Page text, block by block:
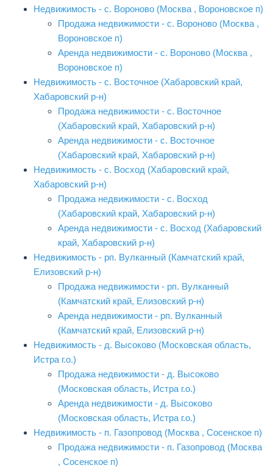
Недвижимость - с. Вороново (Москва , Вороновское п)
Продажа недвижимости - с. Вороново (Москва ,
Вороновское п)
Аренда недвижимости - с. Вороново (Москва ,
Вороновское п)
Недвижимость - с. Восточное (Хабаровский край,
Хабаровский р-н)
Продажа недвижимости - с. Восточное
(Хабаровский край, Хабаровский р-н)
Аренда недвижимости - с. Восточное
(Хабаровский край, Хабаровский р-н)
Недвижимость - с. Восход (Хабаровский край,
Хабаровский р-н)
Продажа недвижимости - с. Восход
(Хабаровский край, Хабаровский р-н)
Аренда недвижимости - с. Восход (Хабаровский
край, Хабаровский р-н)
Недвижимость - рп. Вулканный (Камчатский край,
Елизовский р-н)
Продажа недвижимости - рп. Вулканный
(Камчатский край, Елизовский р-н)
Аренда недвижимости - рп. Вулканный
(Камчатский край, Елизовский р-н)
Недвижимость - д. Высоково (Московская область,
Истра г.о.)
Продажа недвижимости - д. Высоково
(Московская область, Истра г.о.)
Аренда недвижимости - д. Высоково
(Московская область, Истра г.о.)
Недвижимость - п. Газопровод (Москва , Сосенское п)
Продажа недвижимости - п. Газопровод (Москва
, Сосенское п)